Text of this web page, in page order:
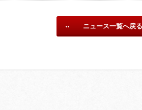
ニュース一覧へ戻る